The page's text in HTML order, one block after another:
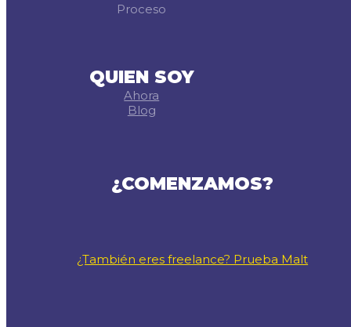
Proceso
QUIEN SOY
Ahora
Blog
¿COMENZAMOS?
¿También eres freelance? Prueba Malt